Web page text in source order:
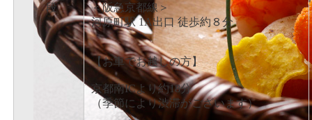
段
＜阪急京都線＞
河原町駅 1A出口 徒歩約８分
【お車でお越しの方】
京都南ICより約18分
（季節により渋滞がございます）